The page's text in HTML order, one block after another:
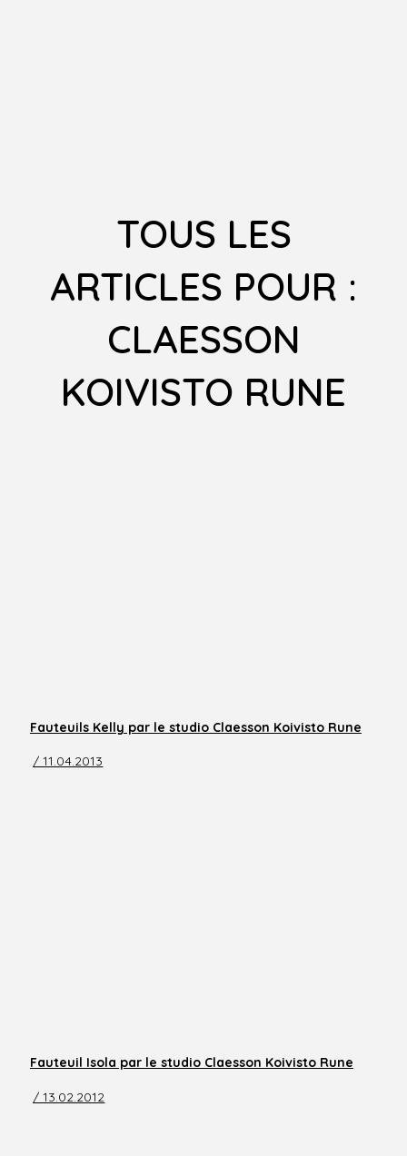
TOUS LES
ARTICLES POUR :
CLAESSON
KOIVISTO RUNE
Fauteuils Kelly par le studio Claesson Koivisto Rune
/ 11.04.2013
Fauteuil Isola par le studio Claesson Koivisto Rune
/ 13.02.2012